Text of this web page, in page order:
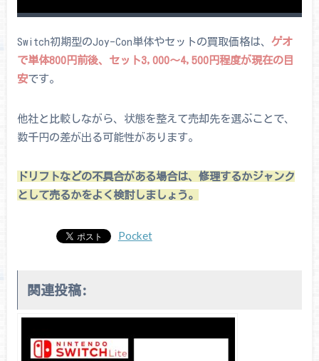
Switch初期型のJoy-Con単体やセットの買取価格は、 ゲオ
で単体800円前後、セット3,000〜4,500円程度が現在の目
安です。
他社と比較しながら、状態を整えて売却先を選ぶことで、
数千円の差が出る可能性があります。
ドリフトなどの不具合がある場合は、修理するかジャンク
として売るかをよく検討しましょう。
Pocket
関連投稿: